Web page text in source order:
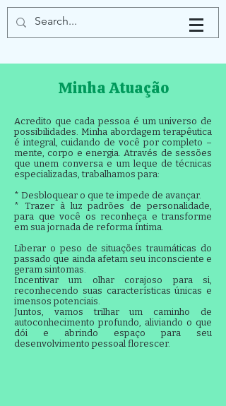
Minha Atuação
Acredito que cada pessoa é um universo de
possibilidades. Minha abordagem terapêutica
é integral, cuidando de você por completo –
mente, corpo e energia. Através de sessões
que unem conversa e um leque de técnicas
especializadas, trabalhamos para:
* Desbloquear o que te impede de avançar.
* Trazer à luz padrões de personalidade,
para que você os reconheça e transforme
em sua jornada de reforma íntima.
Liberar o peso de situações traumáticas do
passado que ainda afetam seu inconsciente e
geram sintomas.
Incentivar um olhar corajoso para si,
reconhecendo suas características únicas e
imensos potenciais.
Juntos, vamos trilhar um caminho de
autoconhecimento profundo, aliviando o que
dói e abrindo espaço para seu
desenvolvimento pessoal florescer.